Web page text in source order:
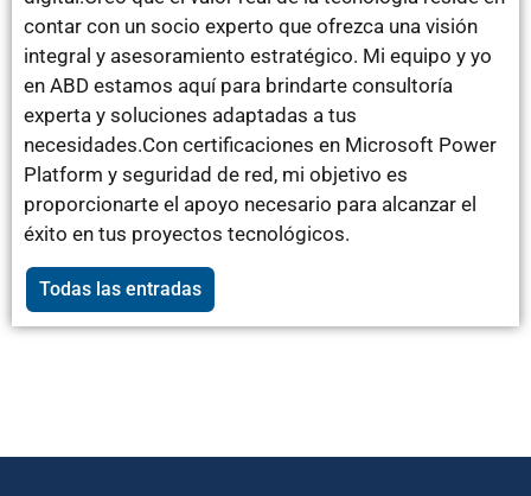
contar con un socio experto que ofrezca una visión
integral y asesoramiento estratégico. Mi equipo y yo
en ABD estamos aquí para brindarte consultoría
experta y soluciones adaptadas a tus
necesidades.Con certificaciones en Microsoft Power
Platform y seguridad de red, mi objetivo es
proporcionarte el apoyo necesario para alcanzar el
éxito en tus proyectos tecnológicos.
Todas las entradas